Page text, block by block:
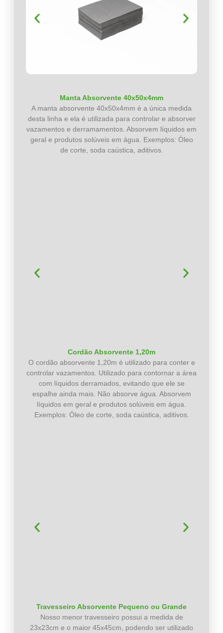
Manta Absorvente 40x50x4mm
A manta absorvente 40x50x4mm é a única medida
desta linha e ela é utilizada para controlar e absorver
vazamentos e derramamentos. Absorvem líquidos em
geral e produtos solúveis em água. Exemplos: Óleo
de corte, soda caústica, aditivos.
Cordão Absorvente 1,20m
O cordão absorvente 1,20m é utilizado para conter e
controlar vazamentos. Utilizado para contornar a área
com líquidos derramados, evitando que ele se
espalhe ainda mais. Não absorve água. Absorvem
líquidos em geral e produtos solúveis em água.
Exemplos: Óleo de corte, soda caústica, aditivos.
Travesseiro Absorvente Pequeno ou Grande
Nosso menor travesseiro possui a medida de
23x23cm e o maior 45x45cm, podendo ser utilizado